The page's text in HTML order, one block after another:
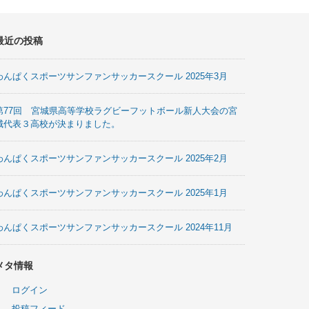
近の投稿
んぱくスポーツサンファンサッカースクール 2025年3月
77回 宮城県高等学校ラグビーフットボール新人大会の宮
代表３高校が決まりました。
んぱくスポーツサンファンサッカースクール 2025年2月
んぱくスポーツサンファンサッカースクール 2025年1月
んぱくスポーツサンファンサッカースクール 2024年11月
タ情報
ログイン